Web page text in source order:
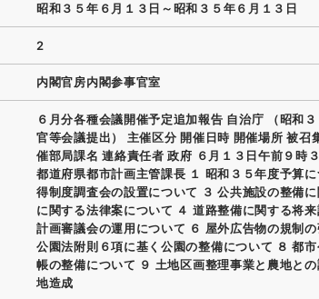
昭和３５年６月１３日～昭和３５年６月１３日
2
内閣官房内閣参事官室
６月分各種会議開催予定追加報告 自治庁 （昭和
官等会議提出） 主催区分 開催日時 開催場所 被召
催部局課名 連絡責任者 政府 ６月１３日午前９時
都道府県都市計画主管課長 １ 昭和３５年度予算
得制度調査会の設置について ３ 公共施設の整備
に関する法律案について ４ 道路整備に関する将
計画審議会の運用について ６ 屋外広告物の規制
公園法附則６項に基く公園の整備について ８ 都
帳の整備について ９ 土地区画整理事業と農地と
地造成